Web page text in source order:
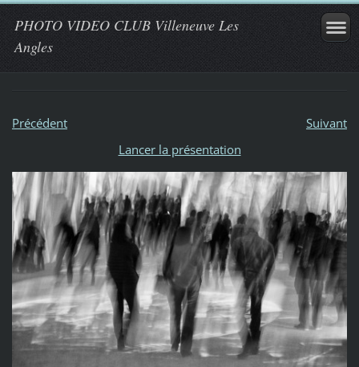
PHOTO VIDEO CLUB Villeneuve Les
Angles
Précédent
Suivant
Lancer la présentation